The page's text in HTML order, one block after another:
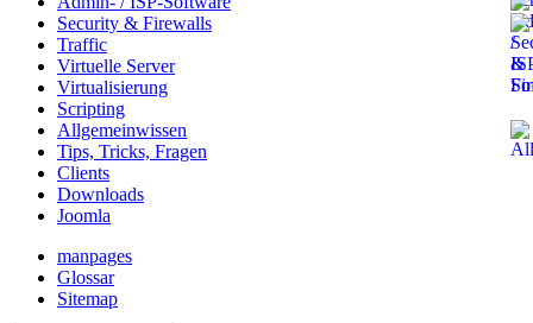
Security & Firewalls
Traffic
Virtuelle Server
Virtualisierung
Scripting
Allgemeinwissen
Tips, Tricks, Fragen
Clients
Downloads
Joomla
manpages
Glossar
Sitemap